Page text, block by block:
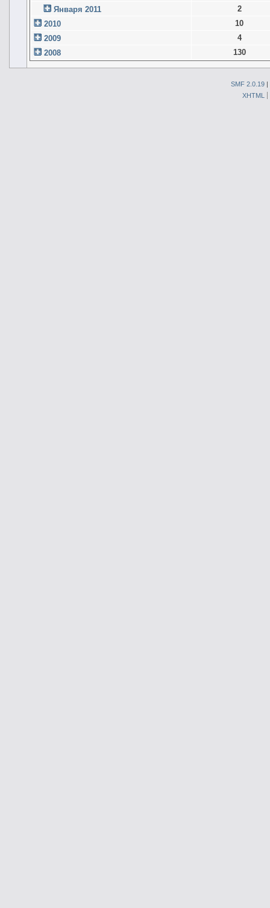
Января 2011
2
2010
10
2009
4
2008
130
SMF 2.0.19 |
XHTML